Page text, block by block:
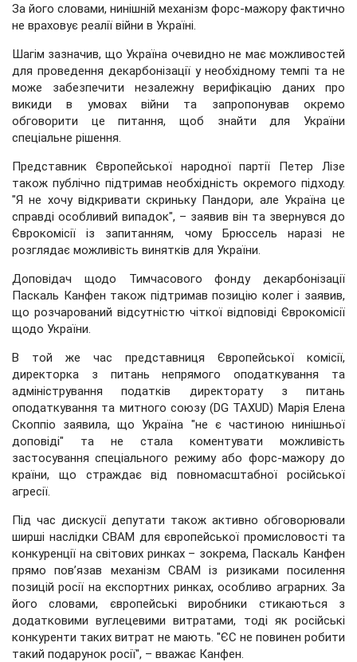
За його словами, нинішній механізм форс-мажору фактично
не враховує реалії війни в Україні.
Шагім зазначив, що Україна очевидно не має можливостей
для проведення декарбонізації у необхідному темпі та не
може забезпечити незалежну верифікацію даних про
викиди в умовах війни та запропонував окремо
обговорити це питання, щоб знайти для України
спеціальне рішення.
Представник Європейської народної партії Петер Лізе
також публічно підтримав необхідність окремого підходу.
"Я не хочу відкривати скриньку Пандори, але Україна це
справді особливий випадок", – заявив він та звернувся до
Єврокомісії із запитанням, чому Брюссель наразі не
розглядає можливість винятків для України.
Доповідач щодо Тимчасового фонду декарбонізації
Паскаль Канфен також підтримав позицію колег і заявив,
що розчарований відсутністю чіткої відповіді Єврокомісії
щодо України.
В той же час представниця Європейської комісії,
директорка з питань непрямого оподаткування та
адміністрування податків директорату з питань
оподаткування та митного союзу (DG TAXUD) Марія Елена
Скоппіо заявила, що Україна "не є частиною нинішньої
доповіді" та не стала коментувати можливість
застосування спеціального режиму або форс-мажору до
країни, що страждає від повномасштабної російської
агресії.
Під час дискусії депутати також активно обговорювали
ширші наслідки CBAM для європейської промисловості та
конкуренції на світових ринках – зокрема, Паскаль Канфен
прямо пов’язав механізм CBAM із ризиками посилення
позицій росії на експортних ринках, особливо аграрних. За
його словами, європейські виробники стикаються з
додатковими вуглецевими витратами, тоді як російські
конкуренти таких витрат не мають. "ЄС не повинен робити
такий подарунок росії", – вважає Канфен.